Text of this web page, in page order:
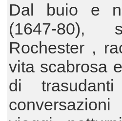
Dal buio e
(1647-80),
Rochester ,
vita scabrosa
di